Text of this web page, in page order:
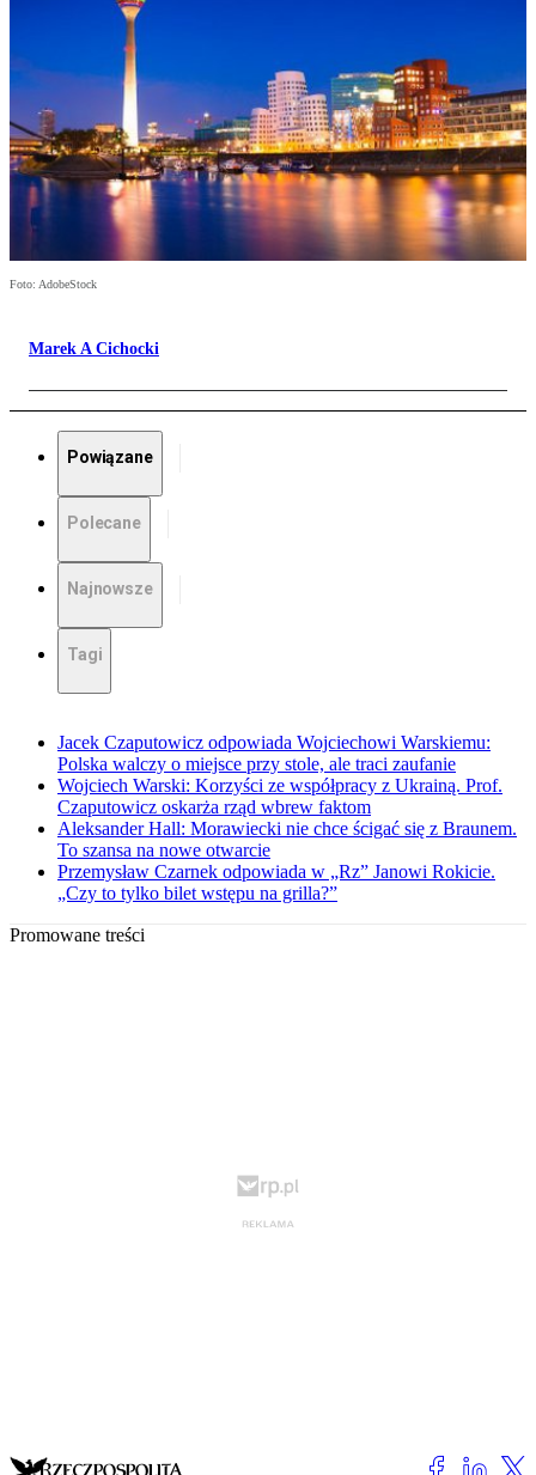
Foto: AdobeStock
Marek A Cichocki
Powiązane
Polecane
Najnowsze
Tagi
Jacek Czaputowicz odpowiada Wojciechowi Warskiemu:
Polska walczy o miejsce przy stole, ale traci zaufanie
Wojciech Warski: Korzyści ze współpracy z Ukrainą. Prof.
Czaputowicz oskarża rząd wbrew faktom
Aleksander Hall: Morawiecki nie chce ścigać się z Braunem.
To szansa na nowe otwarcie
Przemysław Czarnek odpowiada w „Rz” Janowi Rokicie.
„Czy to tylko bilet wstępu na grilla?”
Promowane treści